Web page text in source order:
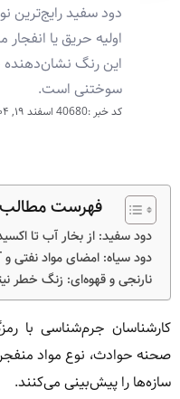
دود سفید رایج‌ترین
اولیه حریق یا
این رنگ نشان‌دهنده
سوختنی است.
کد خبر :40680 اسفند ۱۹, ۱۴۰۴
فهرست مطالب
دود سفید: از بخار آب تا
دود سیاه: امضای مواد نفتی و TNT
نارنجی و قهوه‌ای: زنگ خطر
کارشناسان جرم‌شناسی با
صحنه حوادث، نوع مواد
سازه‌ها را پیش‌بینی می‌کنند.